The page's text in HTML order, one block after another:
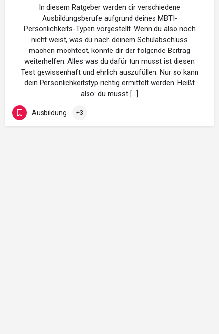
In diesem Ratgeber werden dir verschiedene
Ausbildungsberufe aufgrund deines MBTI-
Persönlichkeits-Typen vorgestellt. Wenn du also noch
nicht weist, was du nach deinem Schulabschluss
machen möchtest, könnte dir der folgende Beitrag
weiterhelfen. Alles was du dafür tun musst ist diesen
Test gewissenhaft und ehrlich auszufüllen. Nur so kann
dein Persönlichkeitstyp richtig ermittelt werden. Heißt
also: du musst […]
Ausbildung +3